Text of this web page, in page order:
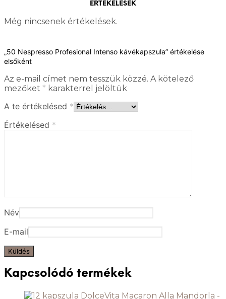
ÉRTÉKELÉSEK
Még nincsenek értékelések.
„50 Nespresso Profesional Intenso kávékapszula” értékelése
elsőként
Az e-mail címet nem tesszük közzé. A kötelező
mezőket * karakterrel jelöltük
A te értékelésed *
Értékelésed *
Név
E-mail
Kapcsolódó termékek